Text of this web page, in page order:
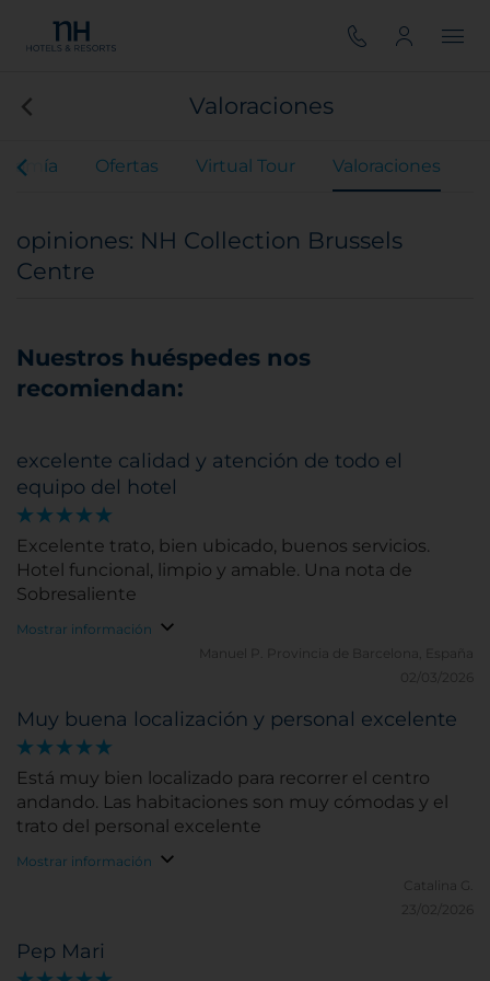
Valoraciones
Ofertas Virtual Tour Valoraciones
opiniones: NH Collection Brussels
Centre
Nuestros huéspedes nos
recomiendan:
excelente calidad y atención de todo el
equipo del hotel
Excelente trato, bien ubicado, buenos servicios.
Hotel funcional, limpio y amable. Una nota de
Sobresaliente
Mostrar información
Manuel P.
Provincia de Barcelona, España
02/03/2026
Muy buena localización y personal excelente
Está muy bien localizado para recorrer el centro
andando. Las habitaciones son muy cómodas y el
trato del personal excelente
Mostrar información
Catalina G.
23/02/2026
Pep Mari